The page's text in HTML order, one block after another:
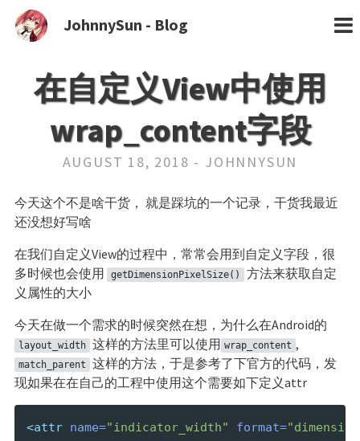
JohnnySun - Blog
在自定义View中使用
wrap_content字段
AUGUST 18, 2018 - JOHNNYSUN
今天这个不是啥干货， 就是踩坑的一个记录，干货我最近
还没想好写啥
在我们自定义View的过程中，常常会用到自定义字段，很
多时候也会使用
getDimensionPixelSize()
方法来获取自定
义属性的大小
今天在做一个需求的时候突然在想，为什么在Android的
layout_width 这样的方法里可以使用 wrap_content ,
match_parent
这样的方法，于是参考了下官方的代码，发
现如果在在自己的工程中使用这个需要如下定义attr
<attr name="indicator_width" format=